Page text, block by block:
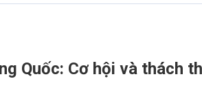
Quốc: Cơ hội và thách